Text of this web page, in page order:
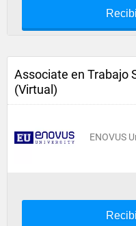
Associate en Trabajo
(Virtual)
ENOVUS